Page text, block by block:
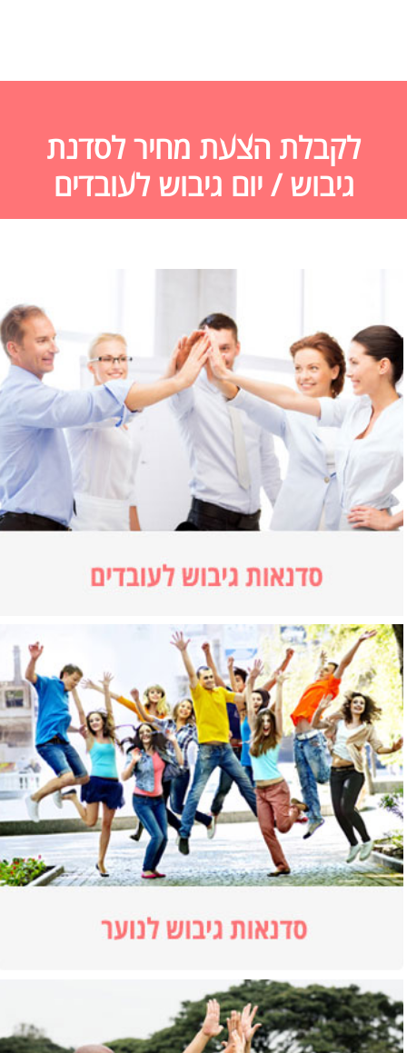
לקבלת הצעת מחיר לסדנת
גיבוש / יום גיבוש לעובדים